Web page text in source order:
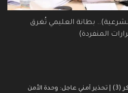
بطانة العليمي تُغرق
المنفردة)
اسرار | انذار مبكر (3) | تحذير أمني عاجل: وحدة الأمن